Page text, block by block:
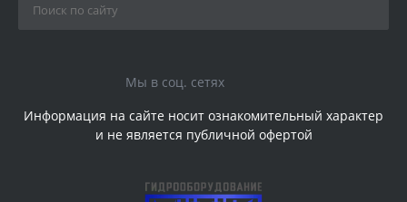
Мы в соц. сетях
Информация на сайте носит ознакомительный характер
и не является публичной офертой